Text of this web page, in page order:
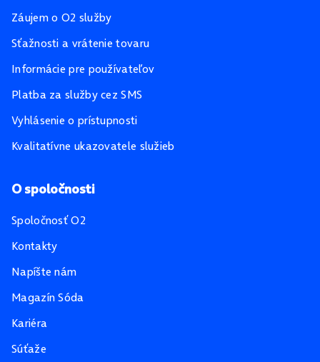
Záujem o O2 služby
Sťažnosti a vrátenie tovaru
Informácie pre používateľov
Platba za služby cez SMS
Vyhlásenie o prístupnosti
Kvalitatívne ukazovatele služieb
O spoločnosti
Spoločnosť O2
Kontakty
Napíšte nám
Magazín Sóda
Kariéra
Súťaže